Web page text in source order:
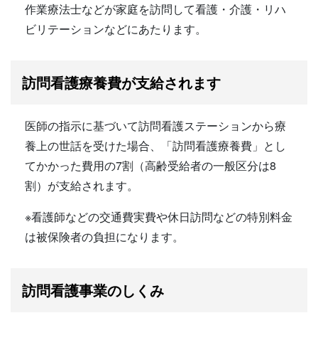
作業療法士などが家庭を訪問して看護・介護・リハ
ビリテーションなどにあたります。
訪問看護療養費が支給されます
医師の指示に基づいて訪問看護ステーションから療
養上の世話を受けた場合、「訪問看護療養費」とし
てかかった費用の7割（高齢受給者の一般区分は8
割）が支給されます。
※看護師などの交通費実費や休日訪問などの特別料金
は被保険者の負担になります。
訪問看護事業のしくみ